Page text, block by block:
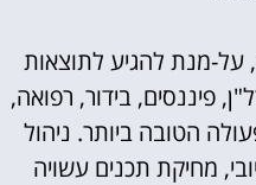
על-מנת להגיע לתוצאות
פיננסים, בידור, רפואה,
הטובה ביותר. ניהול
מחיקת תכנים עשויה